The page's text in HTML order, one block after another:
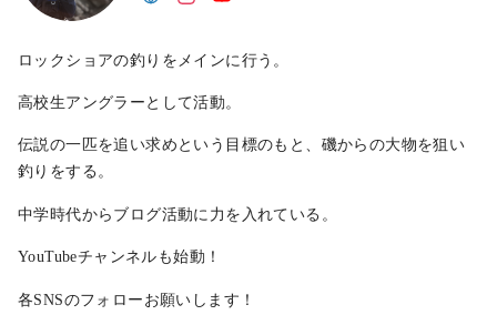
ロックショアの釣りをメインに行う。
高校生アングラーとして活動。
伝説の一匹を追い求めという目標のもと、磯からの大物を狙い
釣りをする。
中学時代からブログ活動に力を入れている。
YouTubeチャンネルも始動！
各SNSのフォローお願いします！